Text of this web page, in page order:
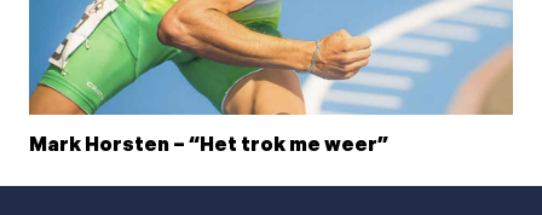
Mark Horsten – “Het trok me weer”